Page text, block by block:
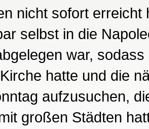
nicht sofort
selbst in die
war,
hatte und die
aufzusuchen,
großen Städten